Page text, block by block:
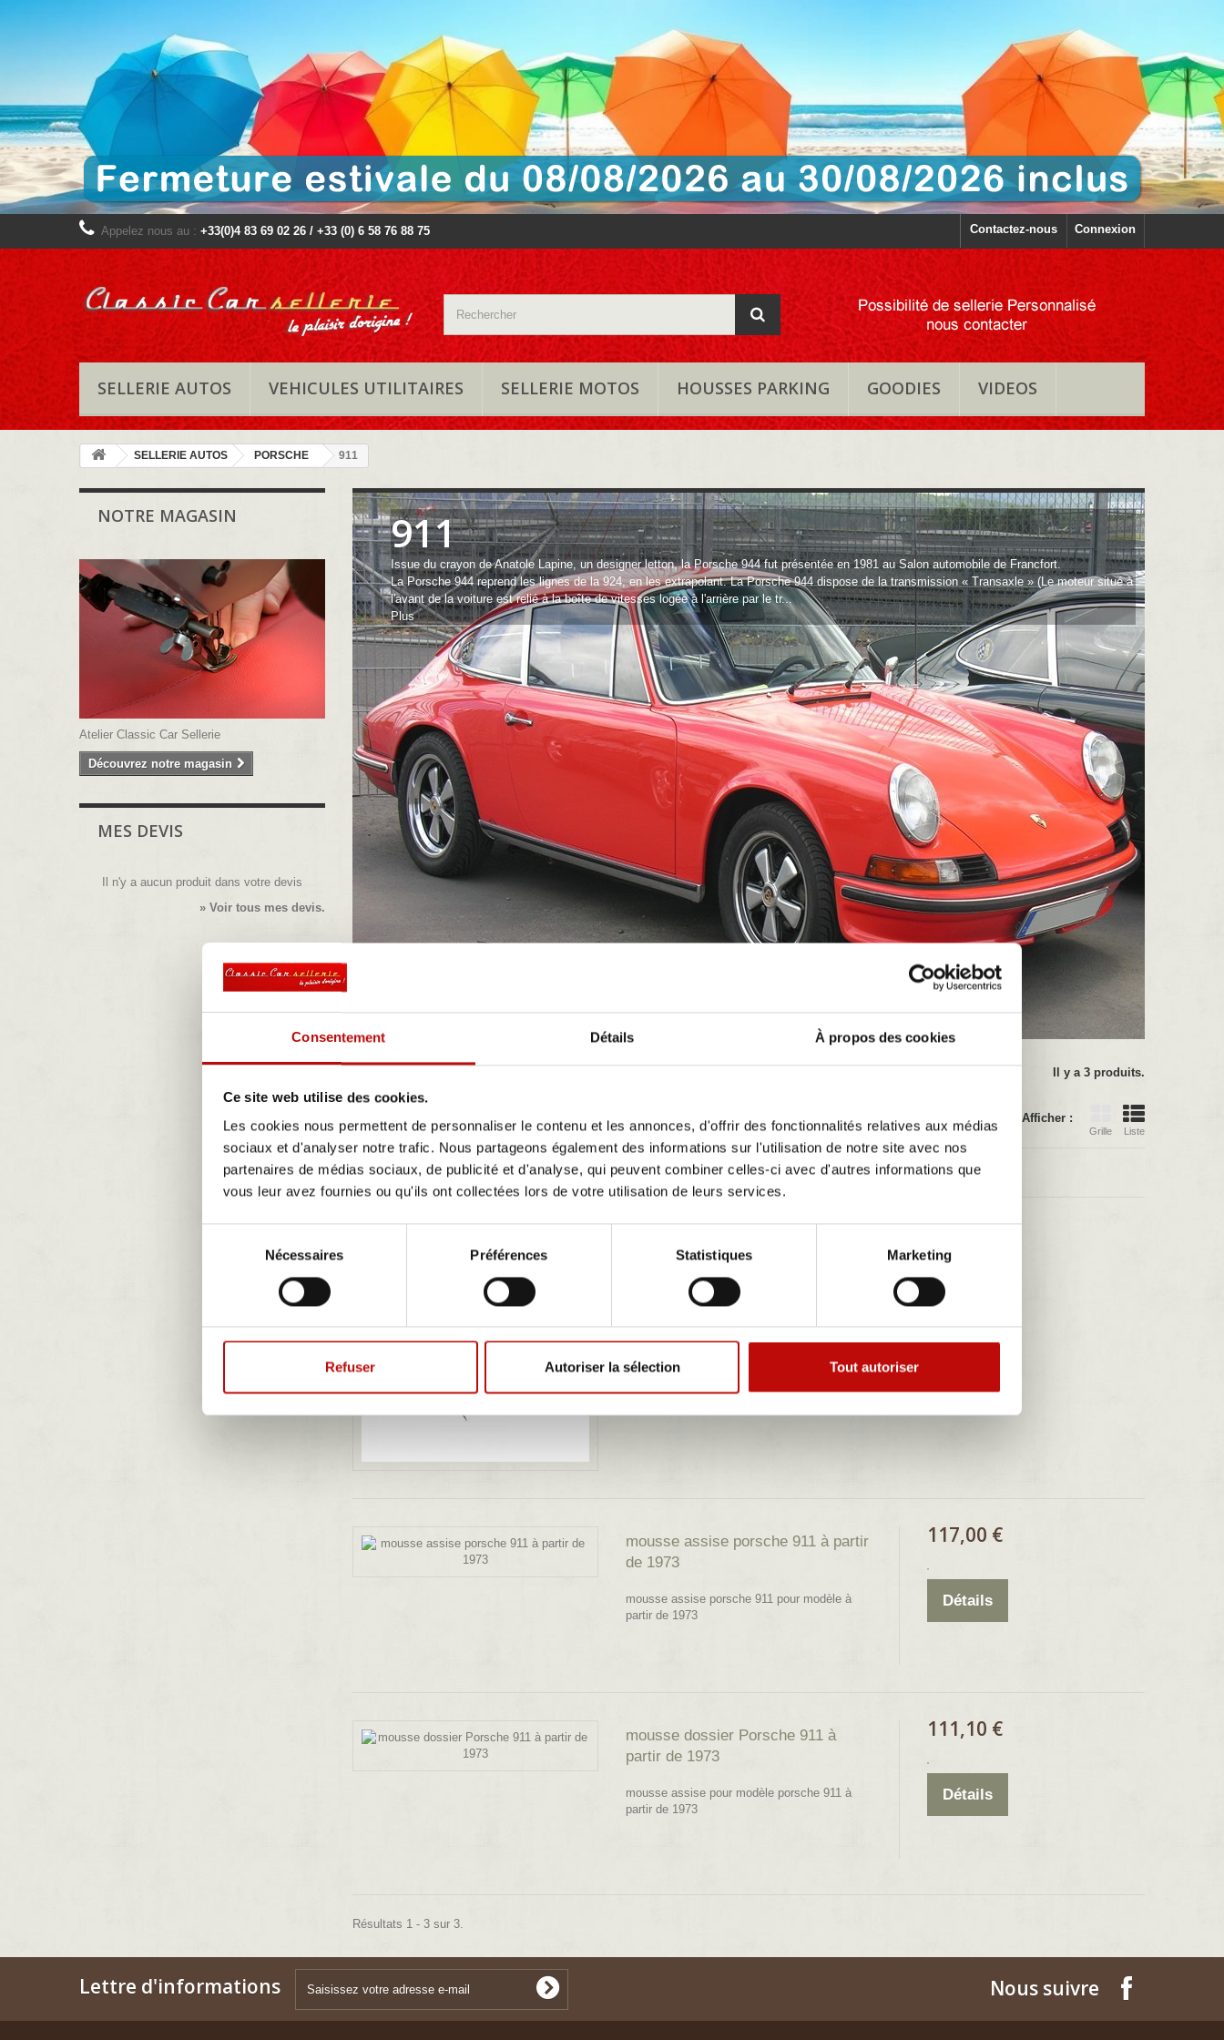
Consentement Détails À propos des cookies
Ce site web utilise des cookies.
Les cookies nous permettent de personnaliser le contenu et les annonces, d'offrir des fonctionnalités relatives aux médias
sociaux et d'analyser notre trafic. Nous partageons également des informations sur l'utilisation de notre site avec nos
partenaires de médias sociaux, de publicité et d'analyse, qui peuvent combiner celles-ci avec d'autres informations que
vous leur avez fournies ou qu'ils ont collectées lors de votre utilisation de leurs services.
consentement
Nécessaires Préférences Statistiques Marketing
Refuser Autoriser la sélection Tout autoriser
Connexion
Contactez-nous
Appelez nous au : +33(0)4 83 69 02 26 / +33 (0) 6 58 76 88 75
SELLERIE AUTOS VEHICULES UTILITAIRES SELLERIE MOTOS HOUSSES PARKING GOODIES VIDEOS
SELLERIE AUTOS PORSCHE 911
NOTRE MAGASIN
Atelier Classic Car Sellerie
Découvrez notre magasin
MES DEVIS
Il n'y a aucun produit dans votre devis
» Voir tous mes devis.
911
Issue du crayon de Anatole Lapine, un designer letton, la Porsche 944 fut présentée en 1981 au Salon automobile de Francfort.
La Porsche 944 reprend les lignes de la 924, en les extrapolant. La Porsche 944 dispose de la transmission « Transaxle » (Le moteur situé à
l'avant de la voiture est relié à la boîte de vitesses logée à l'arrière par le tr...
Plus
911 Il y a 3 produits.
Afficher :
Grille Liste
--
Résultats 1 - 3 sur 3.
ensemble de deux garnitures de sièges avant
targa modèle 1973
Détails
mousse assise porsche 911 à partir
de 1973
mousse assise porsche 911 pour modèle à
partir de 1973
117,00 €
Détails
mousse dossier Porsche 911 à
partir de 1973
mousse assise pour modèle porsche 911 à
partir de 1973
111,10 €
Détails
Résultats 1 - 3 sur 3.
Lettre d'informations Nous suivre